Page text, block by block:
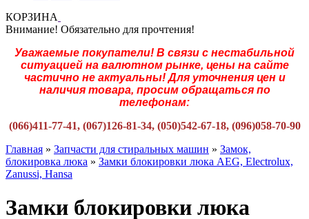
КОРЗИНА
Внимание! Обязательно для прочтения!
Уважаемые покупатели! В связи с нестабильной
ситуацией на валютном рынке, цены на сайте
частично не актуальны! Для уточнения цен и
наличия товара, просим обращаться по
телефонам:
(066)411-77-41, (067)126-81-34, (050)542-67-18, (096)058-70-90
Главная » Запчасти для стиральных машин » Замок,
блокировка люка » Замки блокировки люка AEG, Electrolux,
Zanussi, Hansa
Замки блокировки люка